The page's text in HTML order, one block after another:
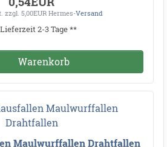
zzgl. 5,00EUR Hermes-Versand
Lieferzeit 2-3 Tage **
Warenkorb
Maulwurffallen Drahtfallen